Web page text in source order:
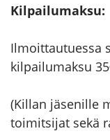
Kilpailumaksu:
Ilmoittautuessa
kilpailumaksu
(Killan jäsenille
toimitsijat sekä